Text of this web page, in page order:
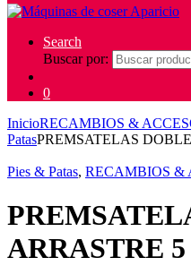
Search
Buscar por:
0
InicioRECAMBIOS &
PatasPREMSATELAS
Pies & Patas, RECAMBIOS &
ARRASTRE